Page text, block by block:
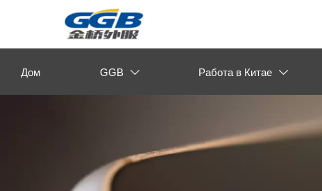
Дом GGB  Работа в Китае 